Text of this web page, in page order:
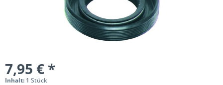
7,95 € *
Inhalt: 1 Stück